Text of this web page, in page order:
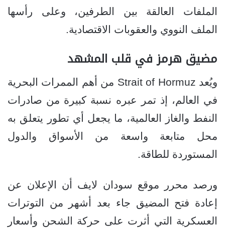
الملفات العالقة بين الطرفين، وعلى رأسها
الملف النووي والعقوبات الاقتصادية.
مضيق هرمز في قلب المشهد
ويُعد Strait of Hormuz من أهم الممرات البحرية
في العالم، إذ تمر عبره نسبة كبيرة من صادرات
النفط والغاز العالمية، ما يجعل أي تطور يتعلق به
محل متابعة واسعة من الأسواق والدول
المستوردة للطاقة.
ورصد محرر موقع سودان لايف أن الإعلان عن
إعادة فتح المضيق جاء بعد أشهر من التوترات
العسكرية التي أثرت على حركة الشحن وأسعار